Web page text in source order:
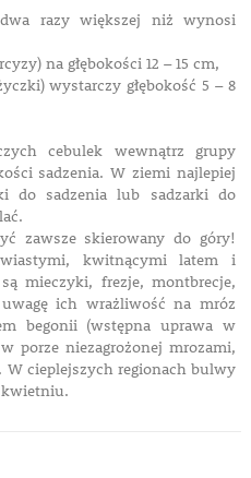
dwa razy większej niż wynosi
na głębokości 12 – 15 cm,
wystarczy głębokość 5 – 8
cebulek wewnątrz grupy
sadzenia. W ziemi najlepiej
do sadzenia lub sadzarki do
zawsze skierowany do góry!
kwitnącymi latem i
mieczyki, frezje, montbrecje,
ich wrażliwość na mróz
begonii (wstępna uprawa w
porze niezagrożonej mrozami,
cieplejszych regionach bulwy